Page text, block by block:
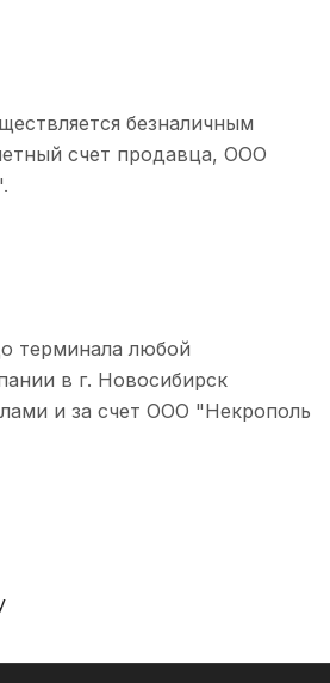
безналичным
счет продавца, ООО
терминала любой
в г. Новосибирск
и за счет ООО "Некрополь